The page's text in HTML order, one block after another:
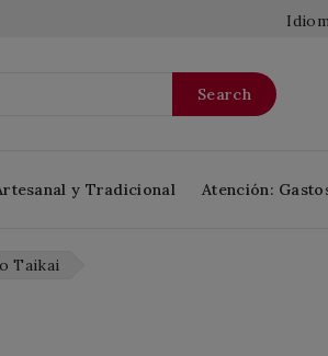
Search
y Tradicional Atención:
Taikai